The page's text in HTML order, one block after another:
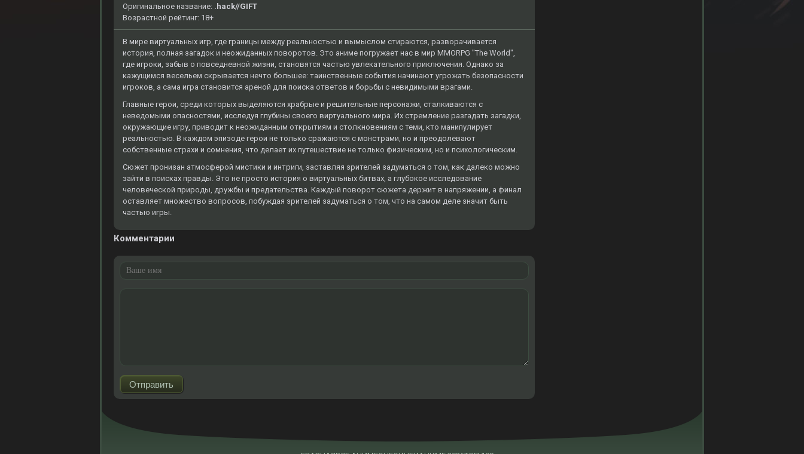
Оригинальное название: .hack//GIFT
Возрастной рейтинг: 18+
В мире виртуальных игр, где границы между реальностью и вымыслом стираются, разворачивается
история, полная загадок и неожиданных поворотов. Это аниме погружает нас в мир MMORPG "The World",
где игроки, забыв о повседневной жизни, становятся частью увлекательного приключения. Однако за
кажущимся весельем скрывается нечто большее: таинственные события начинают угрожать безопасности
игроков, а сама игра становится ареной для поиска ответов и борьбы с невидимыми врагами.
Главные герои, среди которых выделяются храбрые и решительные персонажи, сталкиваются с
неведомыми опасностями, исследуя глубины своего виртуального мира. Их стремление разгадать загадки,
окружающие игру, приводит к неожиданным открытиям и столкновениям с теми, кто манипулирует
реальностью. В каждом эпизоде герои не только сражаются с монстрами, но и преодолевают
собственные страхи и сомнения, что делает их путешествие не только физическим, но и психологическим.
Сюжет пронизан атмосферой мистики и интриги, заставляя зрителей задуматься о том, как далеко можно
зайти в поисках правды. Это не просто история о виртуальных битвах, а глубокое исследование
человеческой природы, дружбы и предательства. Каждый поворот сюжета держит в напряжении, а финал
оставляет множество вопросов, побуждая зрителей задуматься о том, что на самом деле значит быть
частью игры.
Комментарии